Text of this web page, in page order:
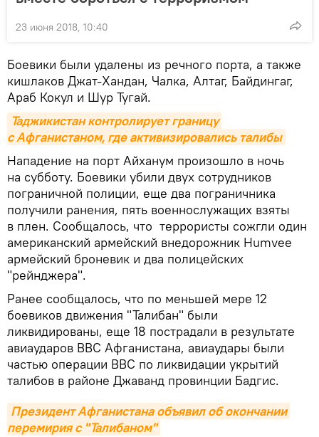
23 июня 2018, 10:40
Боевики были удалены из речного порта, а также
кишлаков Джат-Хандан, Чалка, Алтаг, Байдингаг,
Араб Кокул и Шур Тугай.
Таджикистан контролирует границу
с Афганистаном, где активизировались талибы
Нападение на порт Айханум произошло в ночь
на субботу. Боевики убили двух сотрудников
пограничной полиции, еще два пограничника
получили ранения, пять военнослужащих взяты
в плен. Сообщалось, что террористы сожгли один
американский армейский внедорожник Humvee
армейский броневик и два полицейских
"рейнджера".
Ранее сообщалось, что по меньшей мере 12
боевиков движения "Талибан" были
ликвидированы, еще 18 пострадали в результате
авиаударов ВВС Афганистана, авиаудары были
частью операции ВВС по ликвидации укрытий
талибов в районе Джаванд провинции Бадгис.
Президент Афганистана объявил об окончании
перемирия с "Талибаном"